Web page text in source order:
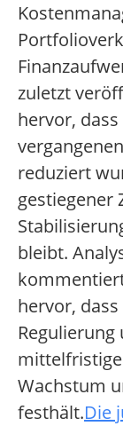
zuletzt
hervor,
reduziert
gestiegener
bleibt.
hervor,
Wachstum
festhält.Die